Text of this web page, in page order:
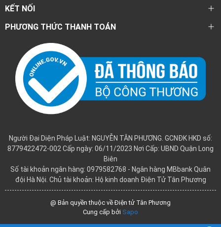
KẾT NỐI
PHƯƠNG THỨC THANH TOÁN
Người Đại Diện Pháp Luật: NGUYỄN TÂN PHƯƠNG. GCNĐK HKD số:
8779422472-002 Cấp ngày: 06/11/2023 Nơi Cấp: UBND Quận Long
Biên
Số tài khoản ngân hàng: 0979582768 - Ngân hàng MBbank Quân
đội Hà Nội. Chủ tài khoản: Hộ kinh doanh Điện Tử Tân Phương
@ Bản quyền thuộc về Điện tử Tân Phương
Cung cấp bởi Sapo